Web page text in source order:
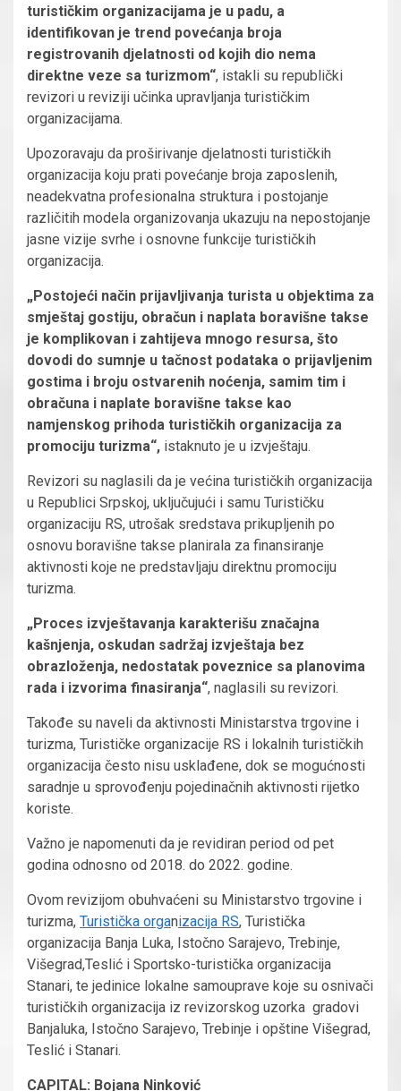
turističkim organizacijama je u padu, a
identifikovan je trend povećanja broja
registrovanih djelatnosti od kojih dio nema
direktne veze sa turizmom“, istakli su republički
revizori u reviziji učinka upravljanja turističkim
organizacijama.
Upozoravaju da proširivanje djelatnosti turističkih
organizacija koju prati povećanje broja zaposlenih,
neadekvatna profesionalna struktura i postojanje
različitih modela organizovanja ukazuju na nepostojanje
jasne vizije svrhe i osnovne funkcije turističkih
organizacija.
„Postojeći način prijavljivanja turista u objektima za
smještaj gostiju, obračun i naplata boravišne takse
je komplikovan i zahtijeva mnogo resursa, što
dovodi do sumnje u tačnost podataka o prijavljenim
gostima i broju ostvarenih noćenja, samim tim i
obračuna i naplate boravišne takse kao
namjenskog prihoda turističkih organizacija za
promociju turizma“, istaknuto je u izvještaju.
Revizori su naglasili da je većina turističkih organizacija
u Republici Srpskoj, uključujući i samu Turističku
organizaciju RS, utrošak sredstava prikupljenih po
osnovu boravišne takse planirala za finansiranje
aktivnosti koje ne predstavljaju direktnu promociju
turizma.
„Proces izvještavanja karakterišu značajna
kašnjenja, oskudan sadržaj izvještaja bez
obrazloženja, nedostatak poveznice sa planovima
rada i izvorima finasiranja“, naglasili su revizori.
Takođe su naveli da aktivnosti Ministarstva trgovine i
turizma, Turističke organizacije RS i lokalnih turističkih
organizacija često nisu usklađene, dok se mogućnosti
saradnje u sprovođenju pojedinačnih aktivnosti rijetko
koriste.
Važno je napomenuti da je revidiran period od pet
godina odnosno od 2018. do 2022. godine.
Ovom revizijom obuhvaćeni su Ministarstvo trgovine i
turizma, Turistička organizacija RS, Turistička
organizacija Banja Luka, Istočno Sarajevo, Trebinje,
Višegrad,Teslić i Sportsko-turistička organizacija
Stanari, te jedinice lokalne samouprave koje su osnivači
turističkih organizacija iz revizorskog uzorka gradovi
Banjaluka, Istočno Sarajevo, Trebinje i opštine Višegrad,
Teslić i Stanari.
CAPITAL: Bojana Ninković